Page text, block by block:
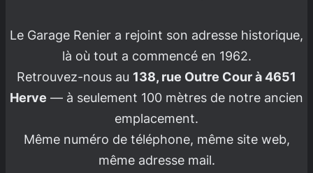
Le Garage Renier a rejoint son adresse historique,
là où tout a commencé en 1962.
Retrouvez-nous au 138, rue Outre Cour à 4651
Herve — à seulement 100 mètres de notre ancien
emplacement.
Même numéro de téléphone, même site web,
même adresse mail.